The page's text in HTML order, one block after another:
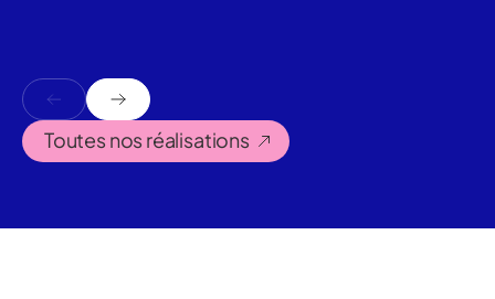
Toutes nos réalisations